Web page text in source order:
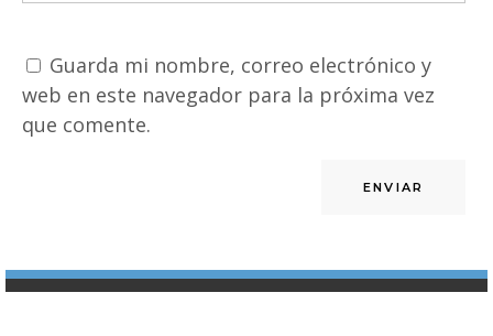
Guarda mi nombre, correo electrónico y
web en este navegador para la próxima vez
que comente.